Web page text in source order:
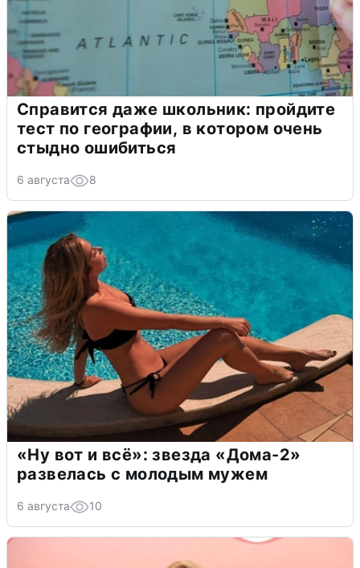
Справится даже школьник: пройдите
тест по географии, в котором очень
стыдно ошибиться
6 августа 8
«Ну вот и всё»: звезда «Дома-2»
развелась с молодым мужем
6 августа 10